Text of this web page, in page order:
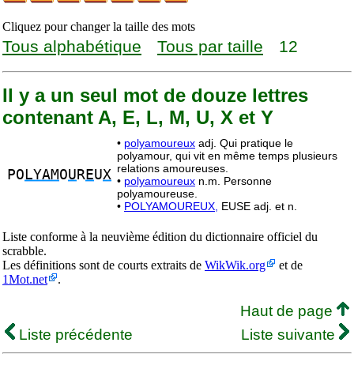
Cliquez pour changer la taille des mots
Tous alphabétique Tous par taille 12
Il y a un seul mot de douze lettres
contenant A, E, L, M, U, X et Y
PO LYAMOU REUX
• polyamoureux adj. Qui pratique le
polyamour, qui vit en même temps plusieurs
relations amoureuses.
• polyamoureux n.m. Personne
polyamoureuse.
• POLYAMOUREUX, EUSE adj. et n.
Liste conforme à la neuvième édition du dictionnaire officiel du
scrabble.
Les définitions sont de courts extraits de WikWik.org
et de
1Mot.net
.
Haut de page
Liste précédente
Liste suivante